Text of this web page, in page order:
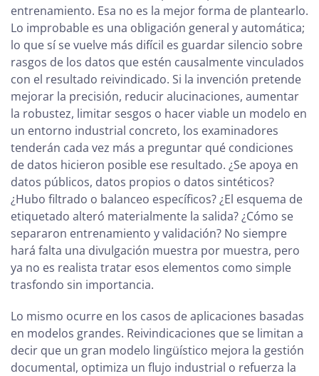
entrenamiento. Esa no es la mejor forma de plantearlo.
Lo improbable es una obligación general y automática;
lo que sí se vuelve más difícil es guardar silencio sobre
rasgos de los datos que estén causalmente vinculados
con el resultado reivindicado. Si la invención pretende
mejorar la precisión, reducir alucinaciones, aumentar
la robustez, limitar sesgos o hacer viable un modelo en
un entorno industrial concreto, los examinadores
tenderán cada vez más a preguntar qué condiciones
de datos hicieron posible ese resultado. ¿Se apoya en
datos públicos, datos propios o datos sintéticos?
¿Hubo filtrado o balanceo específicos? ¿El esquema de
etiquetado alteró materialmente la salida? ¿Cómo se
separaron entrenamiento y validación? No siempre
hará falta una divulgación muestra por muestra, pero
ya no es realista tratar esos elementos como simple
trasfondo sin importancia.
Lo mismo ocurre en los casos de aplicaciones basadas
en modelos grandes. Reivindicaciones que se limitan a
decir que un gran modelo lingüístico mejora la gestión
documental, optimiza un flujo industrial o refuerza la